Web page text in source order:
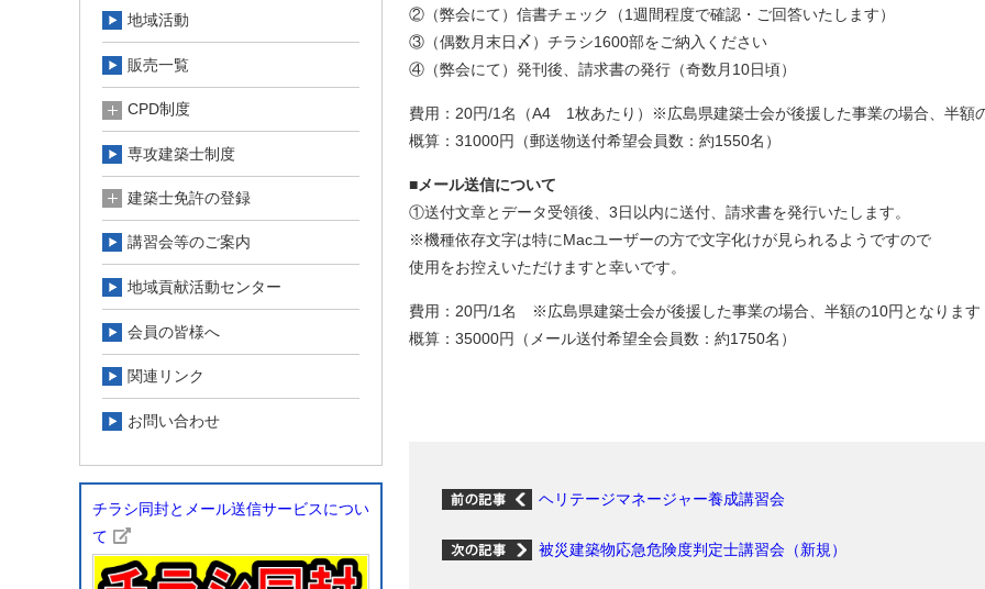
地域活動
販売一覧
CPD制度
専攻建築士制度
建築士免許の登録
講習会等のご案内
地域貢献活動センター
会員の皆様へ
関連リンク
お問い合わせ
チラシ同封とメール送信サービスについ
て
②（弊会にて）信書チェック（1週間程度で確認・ご回答いたします）
③（偶数月末日〆）チラシ1600部をご納入ください
④（弊会にて）発刊後、請求書の発行（奇数月10日頃）
費用：20円/1名（A4 1枚あたり）※広島県建築士会が後援した事業の場合、半額
概算：31000円（郵送物送付希望会員数：約1550名）
■メール送信について
①送付文章とデータ受領後、3日以内に送付、請求書を発行いたします。
※機種依存文字は特にMacユーザーの方で文字化けが見られるようですので
使用をお控えいただけますと幸いです。
費用：20円/1名 ※広島県建築士会が後援した事業の場合、半額の10円となります
概算：35000円（メール送付希望全会員数：約1750名）
ヘリテージマネージャー養成講習会
被災建築物応急危険度判定士講習会（新規）